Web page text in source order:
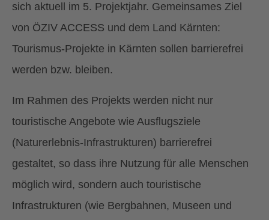
sich aktuell im 5. Projektjahr. Gemeinsames Ziel
von ÖZIV ACCESS und dem Land Kärnten:
Tourismus-Projekte in Kärnten sollen barrierefrei
werden bzw. bleiben.
Im Rahmen des Projekts werden nicht nur
touristische Angebote wie Ausflugsziele
(Naturerlebnis-Infrastrukturen) barrierefrei
gestaltet, so dass ihre Nutzung für alle Menschen
möglich wird, sondern auch touristische
Infrastrukturen (wie Bergbahnen, Museen und